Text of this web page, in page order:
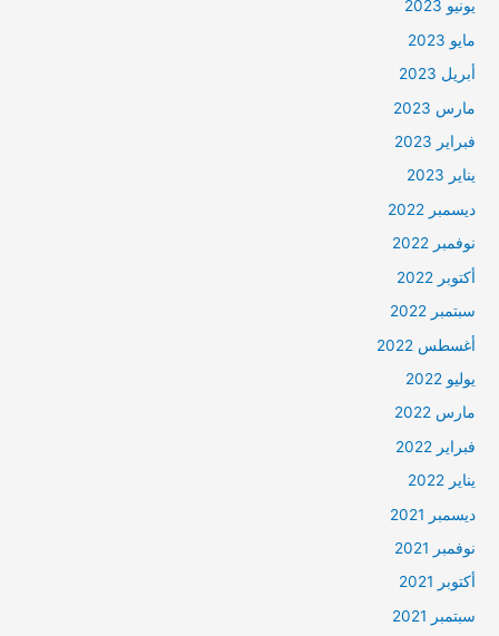
يونيو 2023
مايو 2023
أبريل 2023
مارس 2023
فبراير 2023
يناير 2023
ديسمبر 2022
نوفمبر 2022
أكتوبر 2022
سبتمبر 2022
أغسطس 2022
يوليو 2022
مارس 2022
فبراير 2022
يناير 2022
ديسمبر 2021
نوفمبر 2021
أكتوبر 2021
سبتمبر 2021